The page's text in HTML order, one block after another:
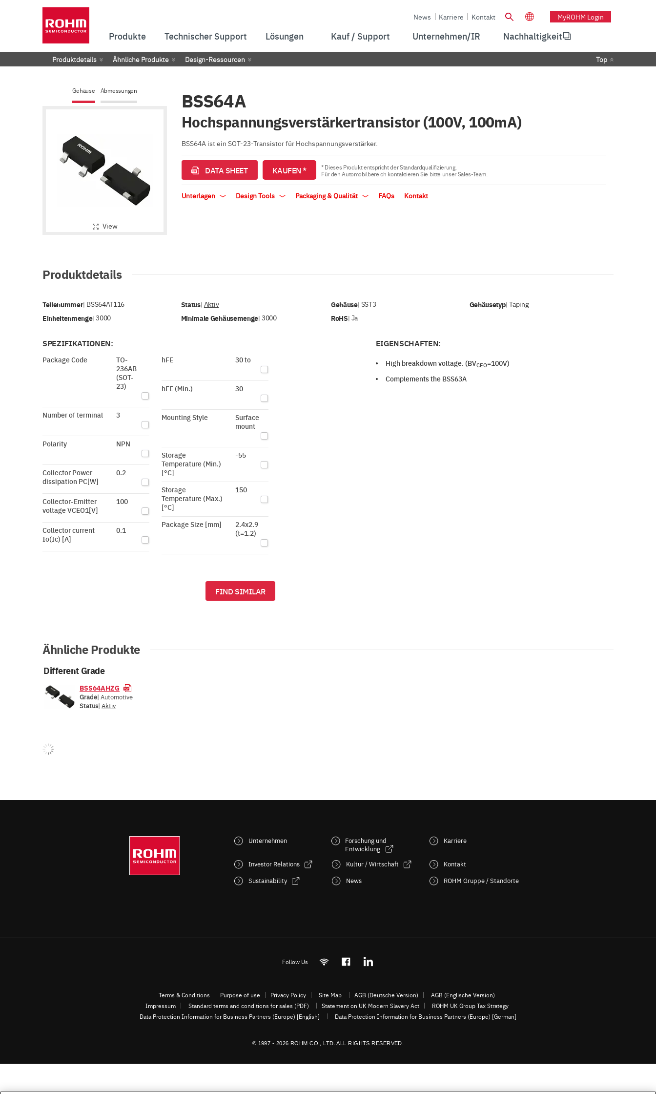
News Karriere Kontakt MyROHM Login
Produkte Technischer Support Lösungen Kauf / Support Unternehmen/IR Nachhaltigkeit
Produktdetails Ähnliche Produkte Design-Ressourcen Top
Gehäuse Abmessungen
View
BSS64A
Hochspannungsverstärkertransistor (100V, 100mA)
BSS64A ist ein SOT-23-Transistor für Hochspannungsverstärker.
DATA SHEET KAUFEN *
* Dieses Produkt entspricht der Standardqualifizierung.
Für den Automobilbereich kontaktieren Sie bitte unser Sales-Team.
Unterlagen Design Tools Packaging & Qualität FAQs Kontakt
Produktdetails
Teilenummer| BSS64AT116 Status| Aktiv Gehäuse| SST3 Gehäusetyp|Taping
Einheitenmenge|3000 Minimale Gehäusemenge| 3000 RoHS| Ja
SPEZIFIKATIONEN:
Package Code
TO-
236AB
(SOT-
23)
Number of terminal 3
Polarity NPN
Collector Power
dissipation PC[W]
0.2
Collector-Emitter
voltage VCEO1[V]
100
Collector current
Io(Ic) [A]
0.1
hFE 30 to
hFE (Min.) 30
Mounting Style
Surface
mount
Storage
Temperature (Min.)
[°C]
-55
Storage
Temperature (Max.)
[°C]
150
Package Size [mm]
2.4x2.9
(t=1.2)
FIND SIMILAR
EIGENSCHAFTEN:
High breakdown voltage. (BVCEO=100V)
Complements the BSS63A
Ähnliche Produkte
Different Grade
BSS64AHZG
Grade| Automotive
Status| Aktiv
Unternehmen
Investor Relations
Sustainability
Forschung und
Entwicklung
Kultur / Wirtschaft
News
Karriere
Kontakt
ROHM Gruppe / Standorte
Follow Us
Terms & Conditions Purpose of use Privacy Policy Site Map AGB (Deutsche Version)
AGB (Englische Version)
Impressum
Standard terms and conditions for sales (PDF) Statement on UK Modern Slavery Act
ROHM UK Group Tax Strategy
Data Protection Information for Business Partners (Europe) [English]
Data Protection Information for Business Partners (Europe) [German]
© 1997 - 2026 ROHM CO., LTD. ALL RIGHTS RESERVED.